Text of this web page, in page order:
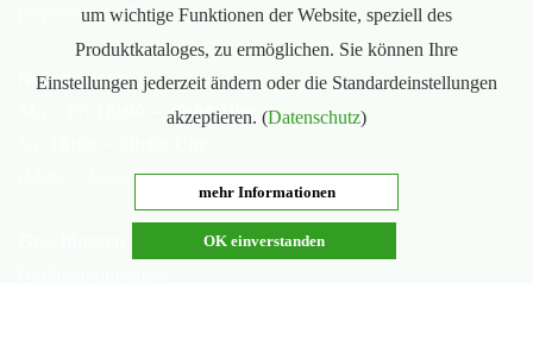
(September – Februar)
Nebensaison
16:00 – 20:00 Uhr
(März – August)
um wichtige Funktionen der Website, speziell des
Produktkataloges, zu ermöglichen. Sie können Ihre
Einstellungen jederzeit ändern oder die Standardeinstellungen
akzeptieren. (Datenschutz)
mehr Informationen
OK einverstanden